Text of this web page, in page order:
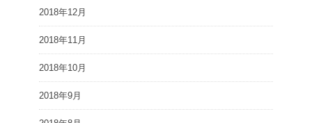
2018年12月
2018年11月
2018年10月
2018年9月